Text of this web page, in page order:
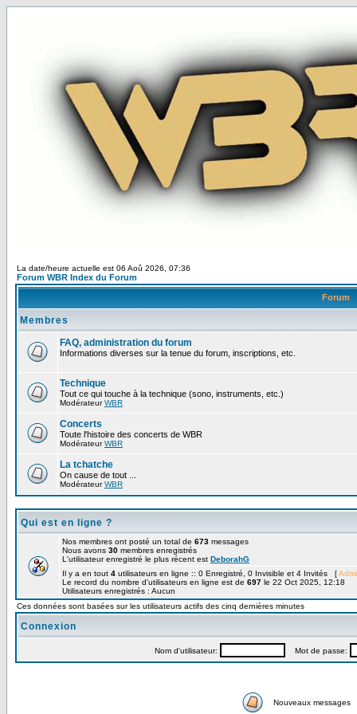
La date/heure actuelle est 06 Aoû 2026, 07:36
Forum WBR Index du Forum
Forum
Membres
FAQ, administration du forum
Informations diverses sur la tenue du forum, inscriptions, etc.
Technique
Tout ce qui touche à la technique (sono, instruments, etc.)
ModérateurWBR
Concerts
Toute l'histoire des concerts de WBR
ModérateurWBR
La tchatche
On cause de tout ...
ModérateurWBR
Qui est en ligne ?
Nos membres ont posté un total de 673 messages
Nous avons 30 membres enregistrés
L'utilisateur enregistré le plus récent est DeborahG
Il y a en tout 4 utilisateurs en ligne :: 0 Enregistré, 0 Invisible et 4 Invités [
Le record du nombre d'utilisateurs en ligne est de 697 le 22 Oct 2025, 12:18
Utilisateurs enregistrés : Aucun
Ces données sont basées sur les utilisateurs actifs des cinq dernières minutes
Connexion
Nom d'utilisateur: Mot de passe:
Nouveaux messages